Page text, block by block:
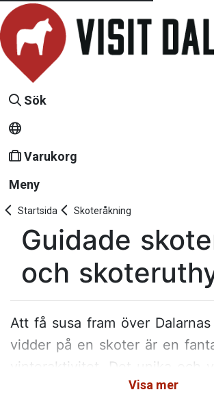
Sök
Varukorg
Meny
Startsida Skoteråkning
Guidade
och
Att få susa fram över Dalarnas
vidder på en skoter är en
vinteraktivitet. Det unika och
landskapet i Dalarna erbjuder
Visa mer